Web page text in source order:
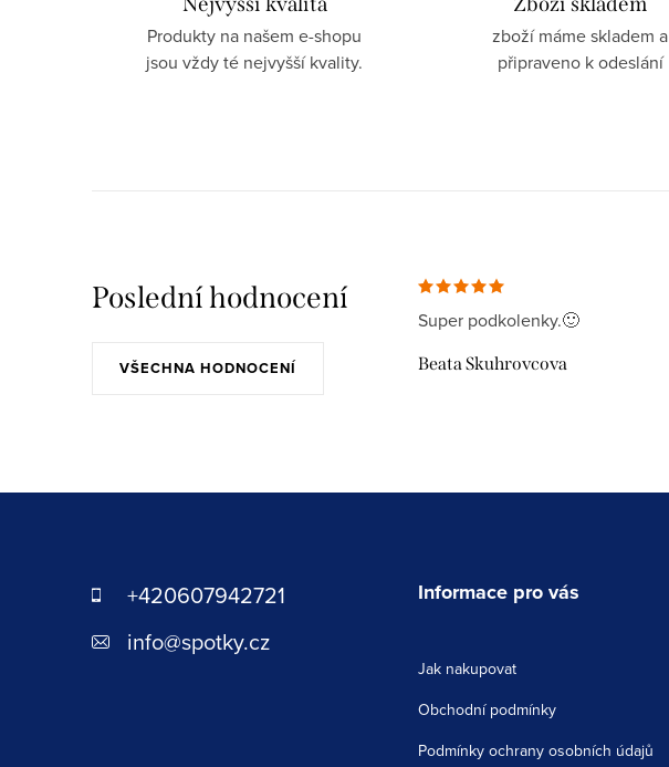
Produkty na našem e-shopu
jsou vždy té nejvyšší kvality.
zboží máme skladem a
připraveno k odeslání
Poslední hodnocení
VŠECHNA HODNOCENÍ
Super podkolenky.🙂
Beata Skuhrovcova
+420607942721
info@spotky.cz
Informace pro vás
Jak nakupovat
Obchodní podmínky
Podmínky ochrany osobních údajů